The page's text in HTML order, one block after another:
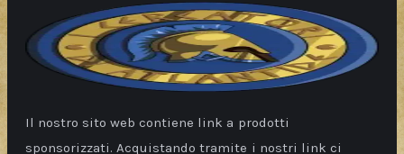
Il nostro sito web contiene link a prodotti
sponsorizzati. Acquistando tramite i nostri link ci